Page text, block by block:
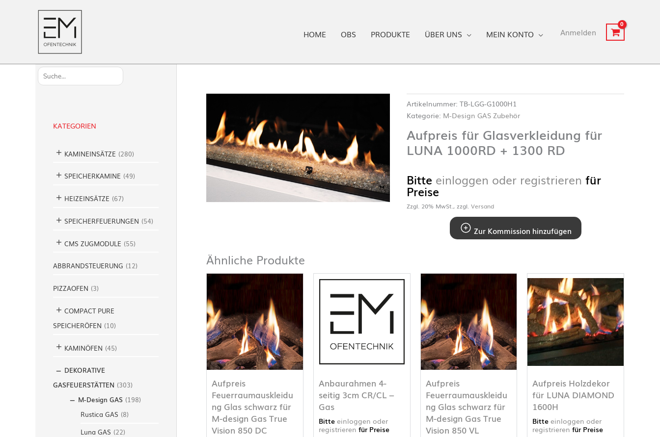
HOME OBS PRODUKTE ÜBER UNS MEIN KONTO Anmelden
S
u
KATEGORIEN
KAMINEINSÄTZE (280)
SPEICHERKAMINE (49)
HEIZEINSÄTZE (67)
SPEICHERFEUERUNGEN (54)
CMS ZUGMODULE (55)
ABBRANDSTEUERUNG (12)
PIZZAOFEN (3)
COMPACT PURE
SPEICHERÖFEN (10)
KAMINÖFEN (45)
DEKORATIVE
GASFEUERSTÄTTEN (303)
M-Design GAS (198)
Rustica GAS (8)
Luna GAS (22)
Artikelnummer:TB-LGG-G1000H1
Kategorie: M-Design GAS Zubehör
Aufpreis für Glasverkleidung für
LUNA 1000RD + 1300 RD
Bitte einloggen oder registrieren für
Preise
Zzgl. 20% MwSt., zzgl.Versand
Zur Kommission hinzufügen
Ähnliche Produkte
Aufpreis
Feuerraumauskleidu
ng Glas schwarz für
M-design Gas True
Vision 850 DC
Anbaurahmen 4-
seitig 3cm CR/CL –
Gas
Bitte einloggen oder
registrieren für Preise
Aufpreis
Feuerraumauskleidu
ng Glas schwarz für
M-design Gas True
Vision 850 VL
Aufpreis Holzdekor
für LUNA DIAMOND
1600H
Bitteeinloggen oder
registrieren für Preise